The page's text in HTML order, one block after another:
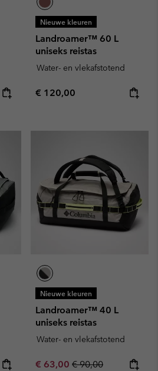
Nieuwe kleuren
Landroamer™ 60 L
uniseks reistas
Water- en vlekafstotend
Regular price:
€ 120,00
Nieuwe kleuren
Landroamer™ 40 L
uniseks reistas
Water- en vlekafstotend
Sale price:
€ 63,00 Regular price:
€ 90,00